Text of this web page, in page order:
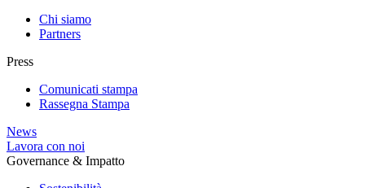
Chi siamo
Partners
Press
Comunicati stampa
Rassegna Stampa
News
Lavora con noi
Governance & Impatto